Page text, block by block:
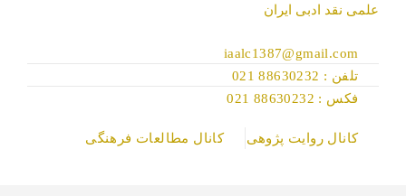
علمی نقد ادبی ایران
iaalc1387@gmail.com
تلفن : 88630232 021
فکس : 88630232 021
کانال روایت پژوهی کانال مطالعات فرهنگی